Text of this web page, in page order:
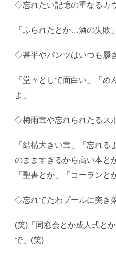
◇忘れたい記憶の重なるカ
「ふられたとか…酒の失敗」
◇甚平やパンツはいつも
「堂々として面白い」「
よ」
◇梅雨茸や忘れられたる
「結構大きい茸」「忘れ
のまますぎるから高い本と
「聖書とか」「コーランと
◇忘れてたわプールに
(笑)「同窓会とか成人式と
で」(笑)